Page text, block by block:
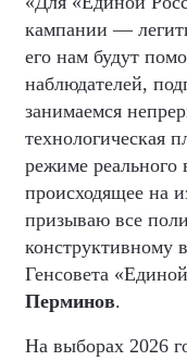
кампании —
его нам будут
наблюдателей,
занимаемся
технологическая
режиме реального
происходящее на
призываю все
конструктивному
Генсовета
Перминов.
На выборах 2026